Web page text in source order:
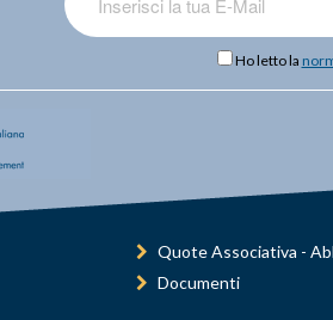
Ho letto la
Quote Associativa -
Documenti